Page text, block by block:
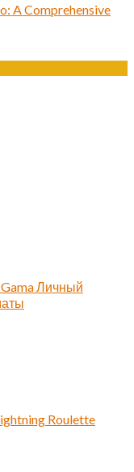
A Comprehensive
Личный
Roulette